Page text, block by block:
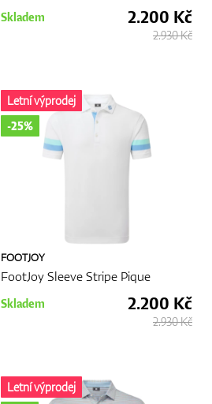
Skladem 2.200 Kč
2.930 Kč
FOOTJOY
FootJoy Sleeve Stripe Pique
Letní výprodej
-25%
Skladem 2.200 Kč
2.930 Kč
Letní výprodej